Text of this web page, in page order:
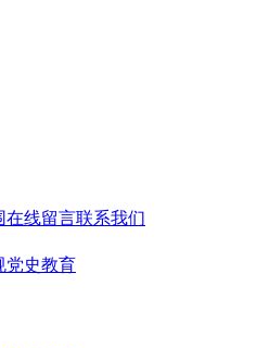
在线留言联系我们
党史教育